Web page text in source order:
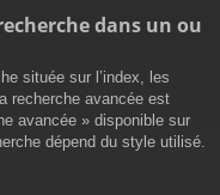
dans un ou
située sur l’index, les
recherche avancée est
avancée » disponible sur
dépend du style utilisé.